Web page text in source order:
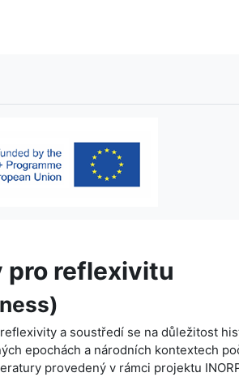
pro reflexivitu
a soustředí se na důležitost
epochách a národních kontextech
provedený v rámci projektu